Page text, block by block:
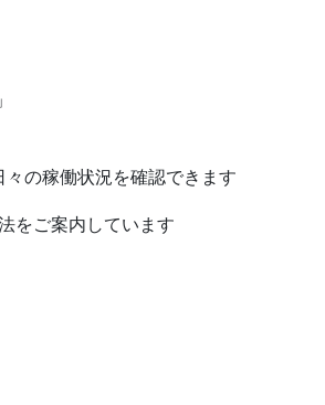
の稼働状況を確認できます
をご案内しています